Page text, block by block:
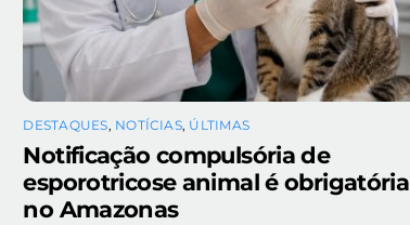
DESTAQUES, NOTÍCIAS, ÚLTIMAS
Notificação compulsória de
esporotricose animal é obrigatória
no Amazonas